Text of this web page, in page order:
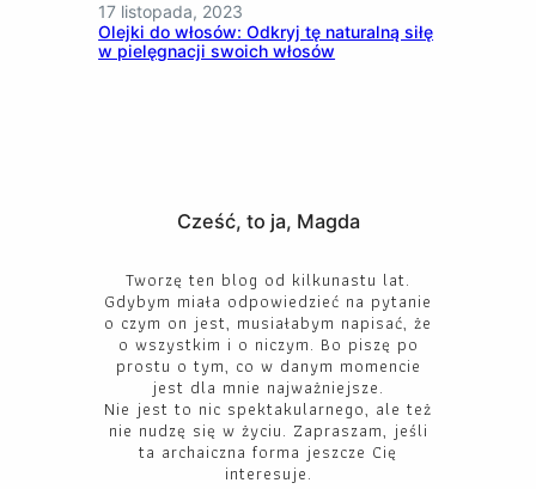
17 listopada, 2023
Olejki do włosów: Odkryj tę naturalną siłę
w pielęgnacji swoich włosów
Cześć, to ja, Magda
Tworzę ten blog od kilkunastu lat.
Gdybym miała odpowiedzieć na pytanie
o czym on jest, musiałabym napisać, że
o wszystkim i o niczym. Bo piszę po
prostu o tym, co w danym momencie
jest dla mnie najważniejsze.
Nie jest to nic spektakularnego, ale też
nie nudzę się w życiu. Zapraszam, jeśli
ta archaiczna forma jeszcze Cię
interesuje.